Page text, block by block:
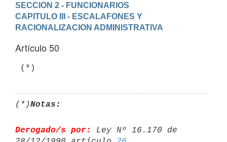
SECCION 2 - FUNCIONARIOS
CAPITULO III - ESCALAFONES Y
RACIONALIZACION ADMINISTRATIVA
Artículo 50
(*)Notas:
Derogado/s por:
Ley Nº 16.170 de